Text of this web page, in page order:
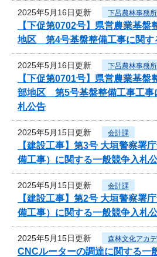
2025年5月16日更新 下呂農林事務所
【下促第0702号】県営農業基
地区 第4号基盤整備工事に関す
2025年5月16日更新 下呂農林事務所
【下促第0701号】県営農業基
部地区 第5号基盤整備工事工事
札公告
2025年5月15日更新 会計課
【建設工事】第3号 大垣警察署
備工事）に関する一般競争入札
2025年5月15日更新 会計課
【建設工事】第2号 大垣警察署
備工事）に関する一般競争入札
2025年5月15日更新 森林文化アカ
CNCルーターの調達に関する一